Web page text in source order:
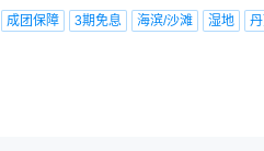
成团保障
3期免息 海滨/沙滩 湿地